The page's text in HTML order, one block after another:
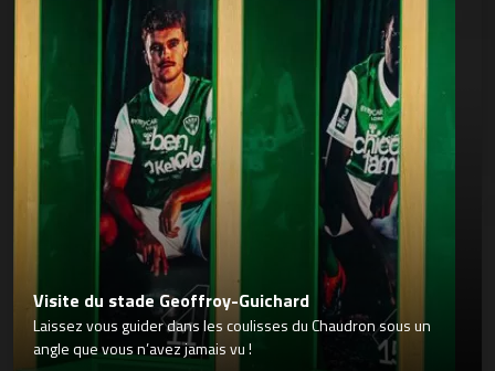
Visite du stade Geoffroy-Guichard
Laissez vous guider dans les coulisses du Chaudron sous un
angle que vous n’avez jamais vu !